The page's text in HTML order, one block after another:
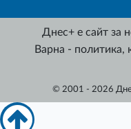
Днес+ е сайт за
Варна - политика,
© 2001 - 2026